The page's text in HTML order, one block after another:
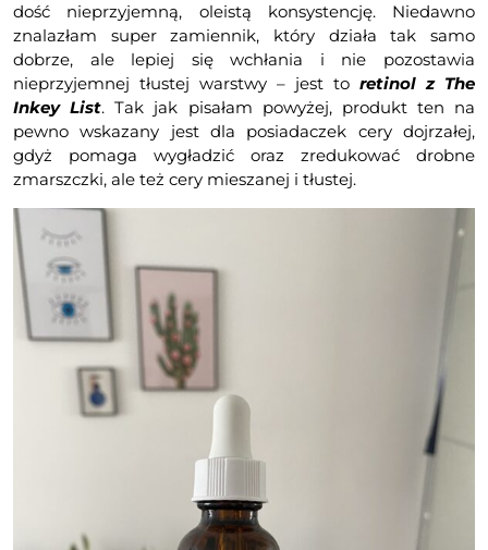
dość nieprzyjemną, oleistą konsystencję. Niedawno
znalazłam super zamiennik, który działa tak samo
dobrze, ale lepiej się wchłania i nie pozostawia
nieprzyjemnej tłustej warstwy – jest to retinol z The
Inkey List. Tak jak pisałam powyżej, produkt ten na
pewno wskazany jest dla posiadaczek cery dojrzałej,
gdyż pomaga wygładzić oraz zredukować drobne
zmarszczki, ale też cery mieszanej i tłustej.